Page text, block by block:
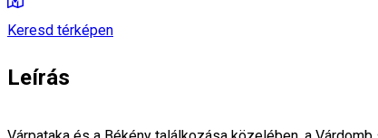
Keresd térképen
Leírás